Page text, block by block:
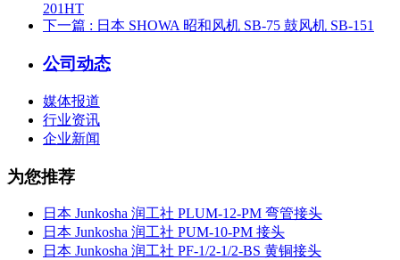
201HT
下一篇 : 日本 SHOWA 昭和风机 SB-75 鼓风机 SB-151
公司动态
媒体报道
行业资讯
企业新闻
为您推荐
日本 Junkosha 润工社 PLUM-12-PM 弯管接头
日本 Junkosha 润工社 PUM-10-PM 接头
日本 Junkosha 润工社 PF-1/2-1/2-BS 黄铜接头